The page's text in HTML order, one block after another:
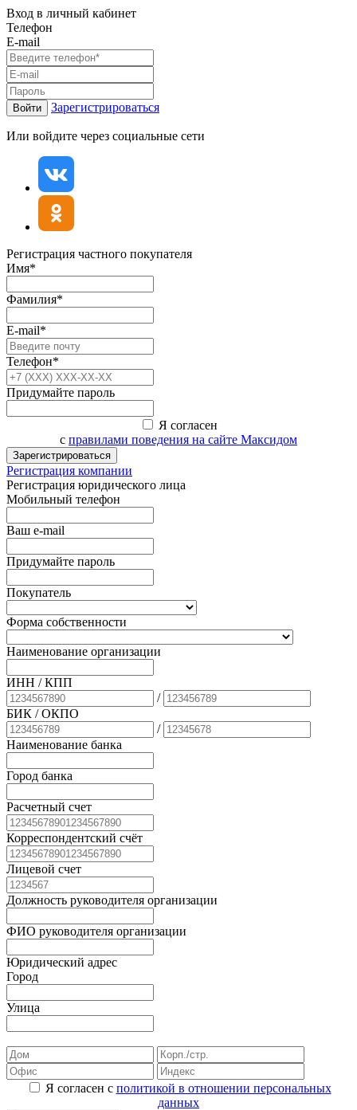
Вход в личный кабинет
Телефон
E-mail
Войти Зарегистрироваться
Или войдите через социальные сети
Регистрация частного покупателя
Имя*
Фамилия*
E-mail*
Телефон*
Придумайте пароль
Я согласен
с правилами поведения на сайте Максидом
Зарегистрироваться
Регистрация компании
Регистрация юридического лица
Мобильный телефон
Ваш e-mail
Придумайте пароль
Покупатель
Форма собственности
Наименование организации
ИНН / КПП
/
БИК / ОКПО
/
Наименование банка
Город банка
Расчетный счет
Корреспондентский счёт
Лицевой счет
Должность руководителя организации
ФИО руководителя организации
Юридический адрес
Город
Улица
Я согласен с политикой в отношении персональных
данных